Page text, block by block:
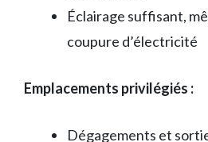
Éclairage suffisant,
coupure d’électricité
Emplacements privilégiés :
Dégagements et